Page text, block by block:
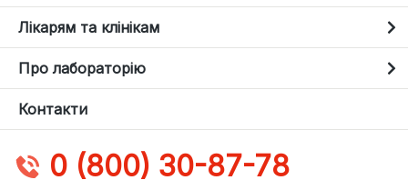
Лікарям та клінікам
Про лабораторію
Контакти
0 (800) 30-87-78